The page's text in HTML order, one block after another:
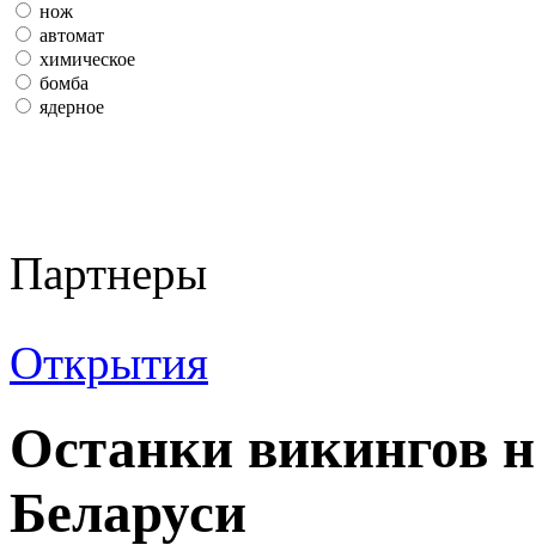
нож
автомат
химическое
бомба
ядерное
Партнеры
Открытия
Останки викингов
Беларуси